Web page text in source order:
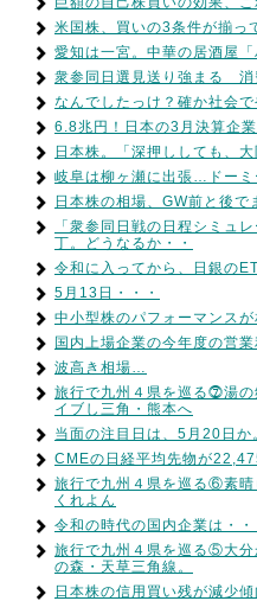
米国株、買いの3条件が揃っ
愛知は一宮。中華の居酒屋
衆参同日選見送り強まる 消
なんでしたっけ？確か社会
6.8兆円！日本の3月決算企
日本株。「深押ししても、
岐阜は柳ヶ瀬に出張…ドーミ
日本株の相場、GW前と後で
「衆参同日戦の日程シミュ
丁。どうなるか・・
令和に入ってから、日銀の
5月13日・・・
中小型株のパフォーマンスが
国内上場企業の今年度の営業
波高き相場…
旅行で九州４県を巡る⓻湯の
イブし三角・熊本へ
当面の注目日は、5月20日か
CMEの日経平均先物が
旅行で九州４県を巡る⑥素
くれよん
令和の時代の国内企業は・・
旅行で九州４県を巡る⑤大分
の森・天草三角線。
日本株の信用買い残が減少